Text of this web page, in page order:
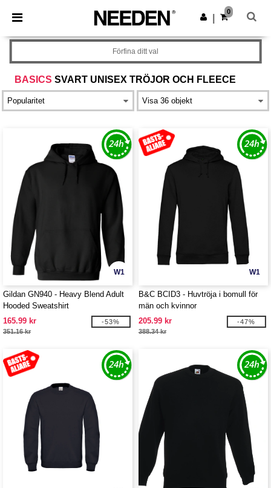
× Needen-app
Bättre priser i appen!
Hämta app
0
BASICS SVART UNISEX TRÖJOR OCH FLEECE
Förfina ditt val
W1
Gildan GN940 - Heavy Blend Adult
Hooded Sweatshirt
165.99 kr
351.16 kr
-53%
W1
B&C BCID3 - Huvtröja i bomull för
män och kvinnor
205.99 kr
388.34 kr
-47%